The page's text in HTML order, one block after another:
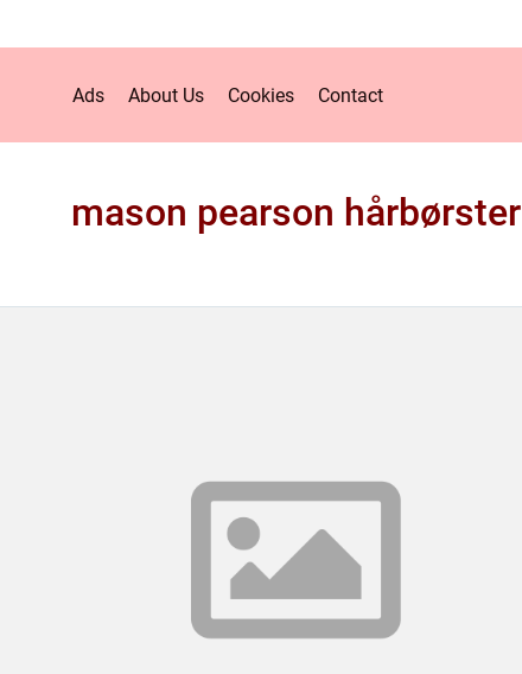
Ads About Us Cookies Contact
mason pearson hårbørster